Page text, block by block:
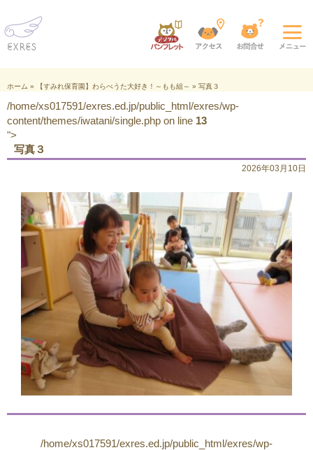
ホーム » 【すみれ保育園】わらべうた大好き！～もも組～ » 写真３
/home/xs017591/exres.ed.jp/public_html/exres/wp-
content/themes/iwatani/single.php on line 13
">
写真３
2026年03月10日
/home/xs017591/exres.ed.jp/public_html/exres/wp-